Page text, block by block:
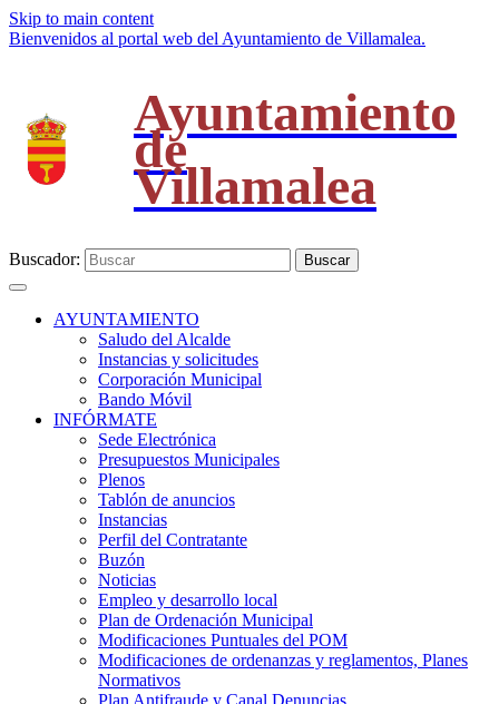
Skip to main content
Bienvenidos al portal web del Ayuntamiento de Villamalea.
Ayuntamiento
de
Villamalea
Buscador: Buscar
AYUNTAMIENTO
Saludo del Alcalde
Instancias y solicitudes
Corporación Municipal
Bando Móvil
INFÓRMATE
Sede Electrónica
Presupuestos Municipales
Plenos
Tablón de anuncios
Instancias
Perfil del Contratante
Buzón
Noticias
Empleo y desarrollo local
Plan de Ordenación Municipal
Modificaciones Puntuales del POM
Modificaciones de ordenanzas y reglamentos, Planes
Normativos
Plan Antifraude y Canal Denuncias